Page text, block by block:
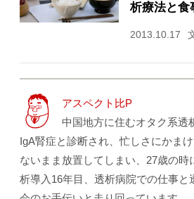
析療法と食
2013.10.17
アスペクト比P
中国地方に住むオタク系透
IgA腎症と診断され、忙しさにかま
ないまま放置してしまい、27歳の時
析導入16年目、透析病院での仕事と